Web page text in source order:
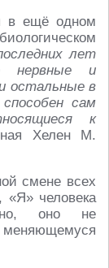
в ещё одном
лет
нервные и
остальные в
способен сам
к
Хелен М.
смене всех
«Я» человека
оно не